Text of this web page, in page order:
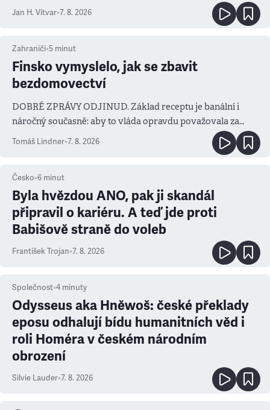
salvy i kritika pokrokářů
Jan H. Vitvar•7. 8. 2026
Zahraničí•5 minut
Finsko vymyslelo, jak se zbavit
bezdomovectví
DOBRÉ ZPRÁVY ODJINUD. Základ receptu je banální i
náročný současně: aby to vláda opravdu považovala za
prioritu
Tomáš Lindner•7. 8. 2026
Česko•6 minut
Byla hvězdou ANO, pak ji skandál
připravil o kariéru. A teď jde proti
Babišově straně do voleb
František Trojan•7. 8. 2026
Společnost•4 minuty
Odysseus aka Hněwoš: české překlady
eposu odhalují bídu humanitních věd i
roli Homéra v českém národním
obrození
Silvie Lauder•7. 8. 2026